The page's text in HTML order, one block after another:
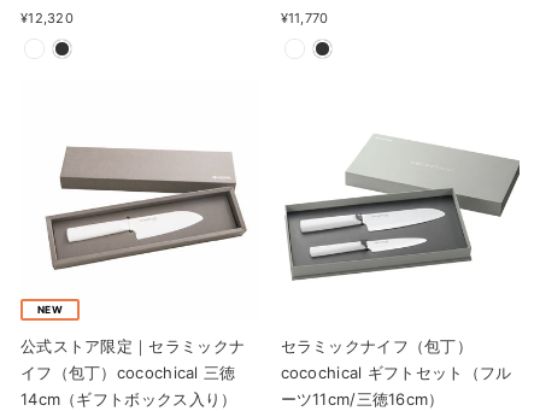
¥12,320 ¥11,770
NEW
公式ストア限定｜セラミックナ
イフ（包丁）cocochical 三徳
14cm（ギフトボックス入り）
セラミックナイフ（包丁）
cocochical ギフトセット（フル
ーツ11cm/三徳16cm）